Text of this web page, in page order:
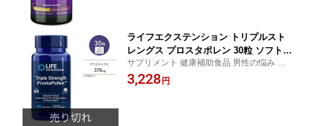
ライフエクステンション トリプルスト
レングス プロスタポレン 30粒 ソフトジ
ェル Life Extension Triple Strength Pr
ostaPollen【お取り寄せ商品】【合わせ
サプリメント 健康補助食品 男性の悩み 花
粉エキス
3,228円